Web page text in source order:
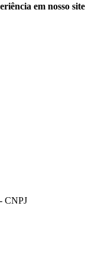
em nosso site
CNPJ